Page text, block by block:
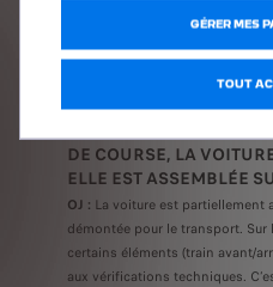
moteur, l’habillage.. Tout cela
performance.
DE COURSE, LA
ELLE EST ASSEMBLÉE
OJ : La voiture est partiellement
démontée pour le transport. Sur
certains éléments (train avant/
aux vérifications techniques.
GÉRER MES
TOUT